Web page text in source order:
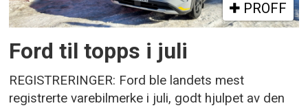
PROFF
Ford til topps i juli
REGISTRERINGER: Ford ble landets mest
registrerte varebilmerke i juli, godt hjulpet av den